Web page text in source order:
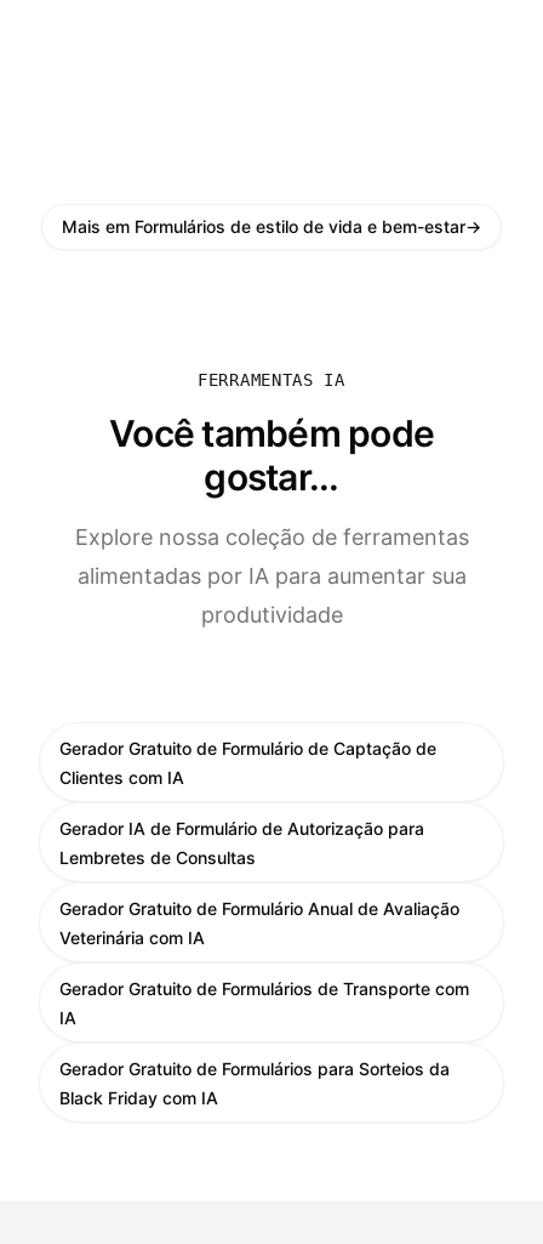
Mais em Formulários de estilo de vida e bem-estar→
FERRAMENTAS IA
Você também pode
gostar...
Explore nossa coleção de ferramentas
alimentadas por IA para aumentar sua
produtividade
Gerador Gratuito de Formulário de Captação de
Clientes com IA
Gerador IA de Formulário de Autorização para
Lembretes de Consultas
Gerador Gratuito de Formulário Anual de Avaliação
Veterinária com IA
Gerador Gratuito de Formulários de Transporte com
IA
Gerador Gratuito de Formulários para Sorteios da
Black Friday com IA